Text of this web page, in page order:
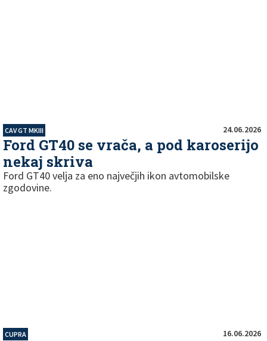
CAV GT MKIII 24.06.2026
Ford GT40 se vrača, a pod karoserijo
nekaj skriva
Ford GT40 velja za eno največjih ikon avtomobilske
zgodovine.
CUPRA 16.06.2026